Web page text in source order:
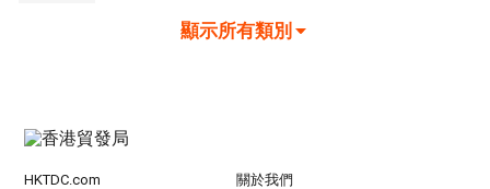
顯示所有類別
HKTDC.com 關於我們